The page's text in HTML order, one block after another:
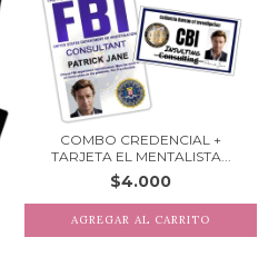
COMBO CREDENCIAL +
TARJETA EL MENTALISTA...
$4.000